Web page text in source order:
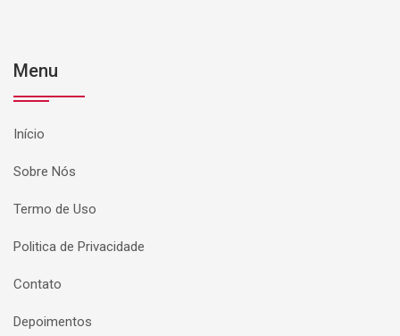
Menu
Início
Sobre Nós
Termo de Uso
Politica de Privacidade
Contato
Depoimentos